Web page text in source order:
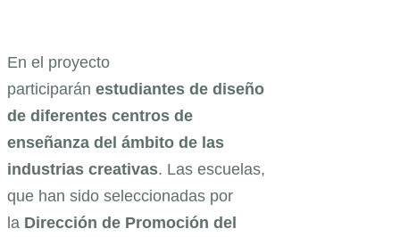
En el proyecto
participarán estudiantes de diseño
de diferentes centros de
enseñanza del ámbito de las
industrias creativas. Las escuelas,
que han sido seleccionadas por
la Dirección de Promoción del